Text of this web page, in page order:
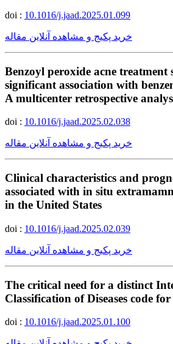
doi : 10.1016/j.jaad.2025.01.099
خرید پکیج و مشاهده آنلاین مقاله
Benzoyl peroxide acne treatment
significant association with
A multicenter retrospective
doi : 10.1016/j.jaad.2025.02.038
خرید پکیج و مشاهده آنلاین مقاله
Clinical characteristics and
associated with in situ
in the United States
doi : 10.1016/j.jaad.2025.02.039
خرید پکیج و مشاهده آنلاین مقاله
The critical need for a distinct
Classification of Diseases code
doi : 10.1016/j.jaad.2025.01.100